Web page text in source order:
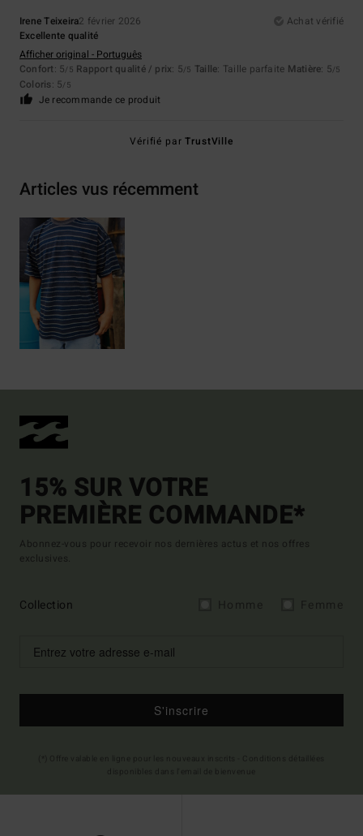
Irene Teixeira2 février 2026
Achat vérifié
Excellente qualité
Afficher original - Português
Confort: 5/5 Rapport qualité / prix: 5/5 Taille: Taille parfaite Matière: 5/5
Coloris: 5/5
Je recommande ce produit
Vérifié parTrustVille
Articles vus récemment
15% SUR VOTRE
PREMIÈRE COMMANDE*
Abonnez-vous pour recevoir nos dernières actus et nos offres
exclusives.
Collection
S'inscrire